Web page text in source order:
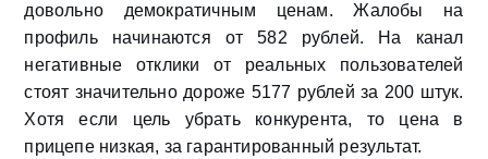
довольно демократичным ценам. Жалобы на
профиль начинаются от 582 рублей. На канал
негативные отклики от реальных пользователей
стоят значительно дороже 5177 рублей за 200 штук.
Хотя если цель убрать конкурента, то цена в
прицепе низкая, за гарантированный результат.